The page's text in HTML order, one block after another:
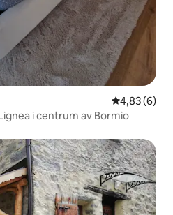
4,83 av 5 i
4,83 (6)
i centrum av Bormio